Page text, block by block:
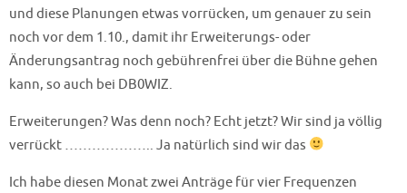
und diese Planungen etwas vorrücken, um genauer zu sein
noch vor dem 1.10., damit ihr Erweiterungs- oder
Änderungsantrag noch gebührenfrei über die Bühne gehen
kann, so auch bei DB0WIZ.
Erweiterungen? Was denn noch? Echt jetzt? Wir sind ja völlig
verrückt ……………….. Ja natürlich sind wir das
Ich habe diesen Monat zwei Anträge für vier Frequenzen